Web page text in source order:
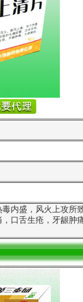
内盛，风火上攻所
口舌生疮，牙龈肿